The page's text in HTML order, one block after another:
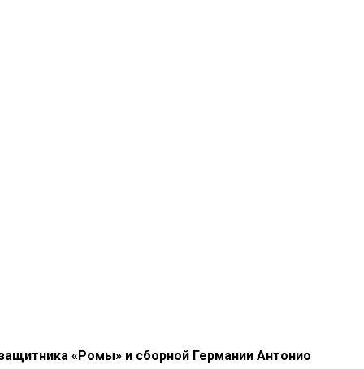
«Ромы» и сборной Германии Антонио